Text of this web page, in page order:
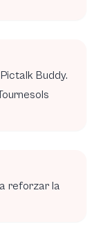
Buddy.
reforzar la